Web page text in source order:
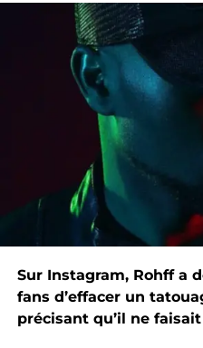
Sur Instagram, Rohff a
fans d’effacer un
précisant qu’il ne